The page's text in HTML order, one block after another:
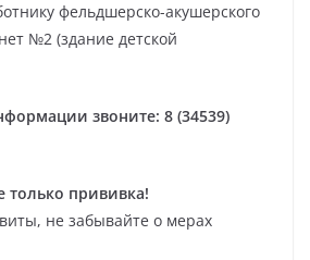
фельдшерско-акушерского
№2 (здание детской
звоните: 8 (34539)
только прививка!
не забывайте о мерах